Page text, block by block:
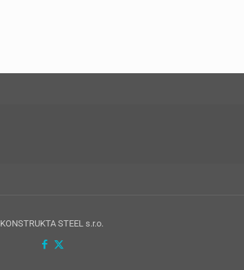
KONSTRUKTA STEEL s.r.o.